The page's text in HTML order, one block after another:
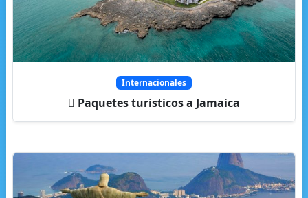
Internacionales
Paquetes turisticos a Jamaica